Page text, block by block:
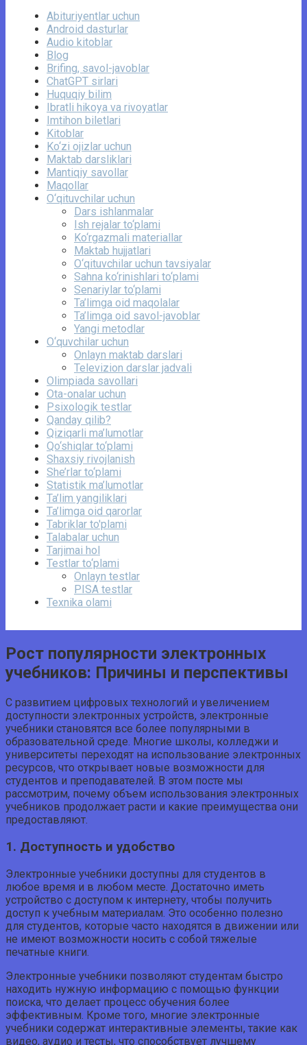
Abituriyentlar uchun
Android dasturlar
Audio kitoblar
Blog
Brifing, savol-javoblar
ChatGPT sirlari
Huquqiy bilim
Ibratli hikoya va rivoyatlar
Imtihon biletlari
Kitoblar
Ko‘zi ojizlar uchun
Maktab darsliklari
Mantiqiy savollar
Maqollar
O‘qituvchilar uchun
Dars ishlanmalar
Ish rejalar to‘plami
Ko‘rgazmali materiallar
Maktab hujjatlari
O‘qituvchilar uchun tavsiyalar
Sahna ko‘rinishlari to‘plami
Senariylar to‘plami
Ta’limga oid maqolalar
Ta’limga oid savol-javoblar
Yangi metodlar
O‘quvchilar uchun
Onlayn maktab darslari
Televizion darslar jadvali
Olimpiada savollari
Ota-onalar uchun
Psixologik testlar
Qanday qilib?
Qiziqarli ma’lumotlar
Qo‘shiqlar to‘plami
Shaxsiy rivojlanish
She’rlar to‘plami
Statistik ma’lumotlar
Ta’lim yangiliklari
Ta’limga oid qarorlar
Tabriklar to'plami
Talabalar uchun
Tarjimai hol
Testlar to‘plami
Onlayn testlar
PISA testlar
Texnika olami
Рост популярности электронных
учебников: Причины и перспективы
С развитием цифровых технологий и увеличением
доступности электронных устройств, электронные
учебники становятся все более популярными в
образовательной среде. Многие школы, колледжи и
университеты переходят на использование электронных
ресурсов, что открывает новые возможности для
студентов и преподавателей. В этом посте мы
рассмотрим, почему объем использования электронных
учебников продолжает расти и какие преимущества они
предоставляют.
1. Доступность и удобство
Электронные учебники доступны для студентов в
любое время и в любом месте. Достаточно иметь
устройство с доступом к интернету, чтобы получить
доступ к учебным материалам. Это особенно полезно
для студентов, которые часто находятся в движении или
не имеют возможности носить с собой тяжелые
печатные книги.
Электронные учебники позволяют студентам быстро
находить нужную информацию с помощью функции
поиска, что делает процесс обучения более
эффективным. Кроме того, многие электронные
учебники содержат интерактивные элементы, такие как
видео, аудио и тесты, что способствует лучшему